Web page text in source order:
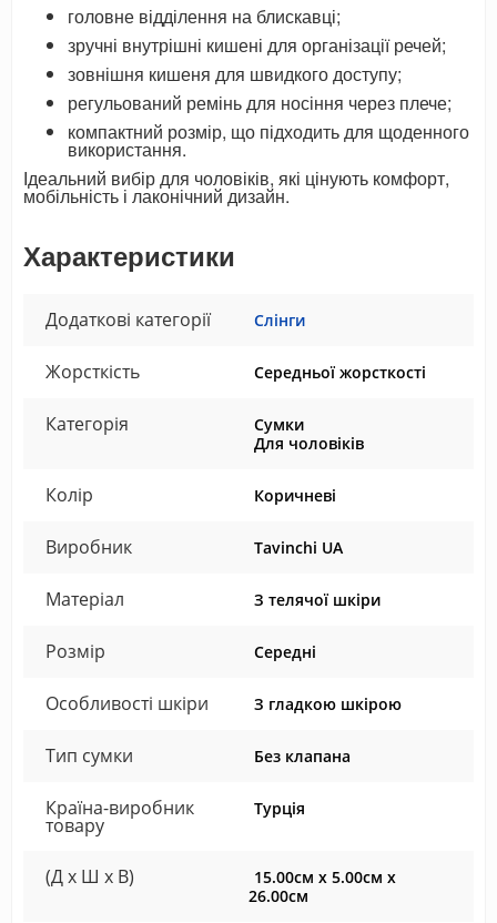
головне відділення на блискавці;
зручні внутрішні кишені для організації речей;
зовнішня кишеня для швидкого доступу;
регульований ремінь для носіння через плече;
компактний розмір, що підходить для щоденного
використання.
Ідеальний вибір для чоловіків, які цінують комфорт,
мобільність і лаконічний дизайн.
Характеристики
Додаткові категорії Слінги
Жорсткість Середньої жорсткості
Категорія
Сумки
Для чоловіків
Колір Коричневі
Виробник Tavinchi UA
Матеріал З телячої шкіри
Розмір Середні
Особливості шкіри З гладкою шкірою
Тип сумки Без клапана
Країна-виробник
товару
Турція
(Д x Ш x В)
15.00см x 5.00см x
26.00см